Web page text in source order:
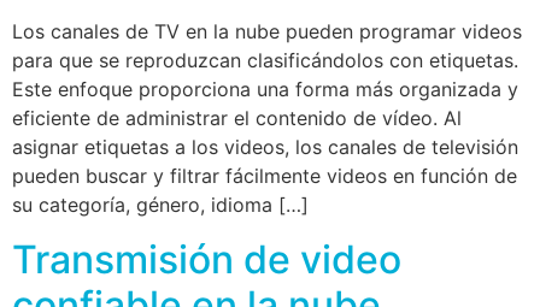
Los canales de TV en la nube pueden programar videos
para que se reproduzcan clasificándolos con etiquetas.
Este enfoque proporciona una forma más organizada y
eficiente de administrar el contenido de vídeo. Al
asignar etiquetas a los videos, los canales de televisión
pueden buscar y filtrar fácilmente videos en función de
su categoría, género, idioma […]
Transmisión de video